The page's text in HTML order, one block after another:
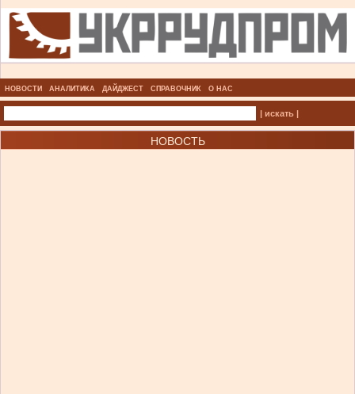
НОВОСТИ АНАЛИТИКА ДАЙДЖЕСТ СПРАВОЧНИК О НАС
| искать |
НОВОСТЬ